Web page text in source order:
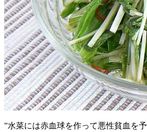
”水菜には赤血球を作って悪性貧血を